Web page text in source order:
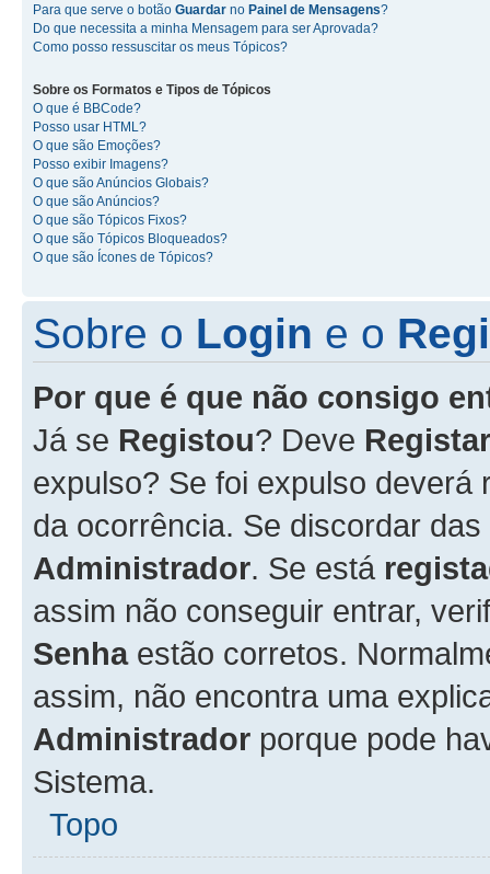
Para que serve o botão Guardar no Painel de Mensagens?
Do que necessita a minha Mensagem para ser Aprovada?
Como posso ressuscitar os meus Tópicos?
Sobre os Formatos e Tipos de Tópicos
O que é BBCode?
Posso usar HTML?
O que são Emoções?
Posso exibir Imagens?
O que são Anúncios Globais?
O que são Anúncios?
O que são Tópicos Fixos?
O que são Tópicos Bloqueados?
O que são Ícones de Tópicos?
Sobre o Login e o
Por que é que não consigo
Já se Registou? Deve
expulso? Se foi expulso
da ocorrência. Se discordar
Administrador. Se está
assim não conseguir entrar,
Senhaestão corretos.
assim, não encontra uma
Administrador porque pode
Sistema.
Topo